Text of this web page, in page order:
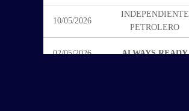
10/05/2026
INDEPENDIENTE
PETROLERO
02/05/2026 ALWAYS READY